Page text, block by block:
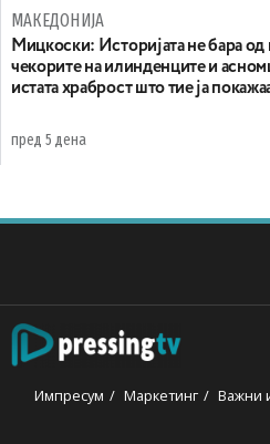
МАКЕДОНИЈА
Мицкоски: Историјата не бара од
чекорите на илинденците и
истата храброст што тие ја
пред 5 дена
Импресум Маркетинг
Важни